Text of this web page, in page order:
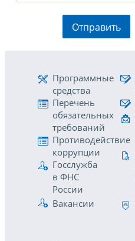
Отправить
Программные
средства
Перечень
обязательных
требований
Противодействие
коррупции
Госслужба
в ФНС
России
Вакансии